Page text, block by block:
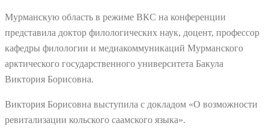
Мурманскую область в режиме ВКС на конференции
представила доктор филологических наук, доцент, профессор
кафедры филологии и медиакоммуникаций Мурманского
арктического государственного университета Бакула
Виктория Борисовна.
Виктория Борисовна выступила с докладом «О возможности
ревитализации кольского саамского языка».